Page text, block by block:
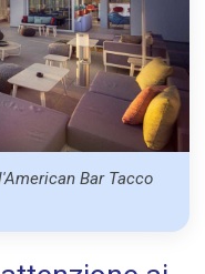
Bar Tacco